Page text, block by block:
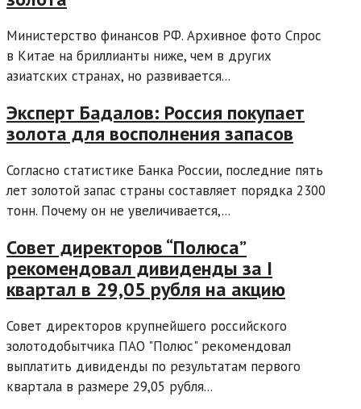
Министерство финансов РФ. Архивное фото Спрос
в Китае на бриллианты ниже, чем в других
азиатских странах, но развивается...
Эксперт Бадалов: Россия покупает
золота для восполнения запасов
Согласно статистике Банка России, последние пять
лет золотой запас страны составляет порядка 2300
тонн. Почему он не увеличивается,...
Совет директоров “Полюса”
рекомендовал дивиденды за I
квартал в 29,05 рубля на акцию
Совет директоров крупнейшего российского
золотодобытчика ПАО "Полюс" рекомендовал
выплатить дивиденды по результатам первого
квартала в размере 29,05 рубля...